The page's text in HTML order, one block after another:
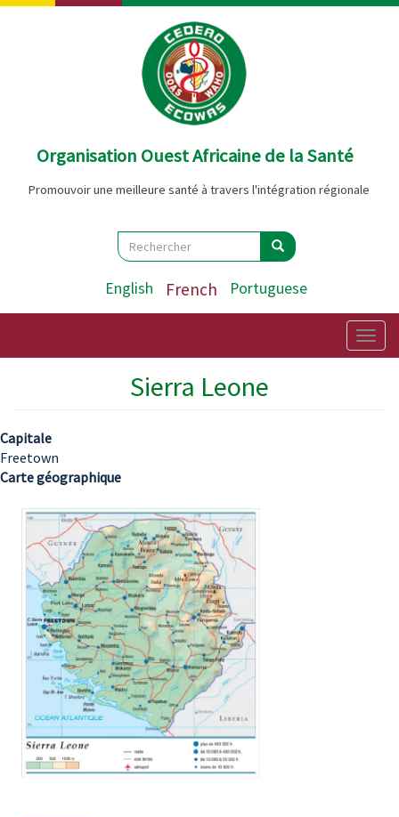
Aller
Organisation Ouest Africaine de la Santé
Promouvoir une meilleure santé à travers l'intégration régionale
Search
Rechercher Rechercher
English French Portuguese
Sierra Leone
Capitale
Freetown
Carte géographique
Image